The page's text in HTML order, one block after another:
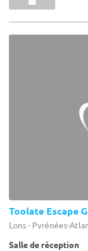
Toolate Escape
Lons - Pyrénées-
Salle de réception